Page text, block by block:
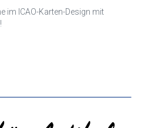
im ICAO-Karten-Design mit